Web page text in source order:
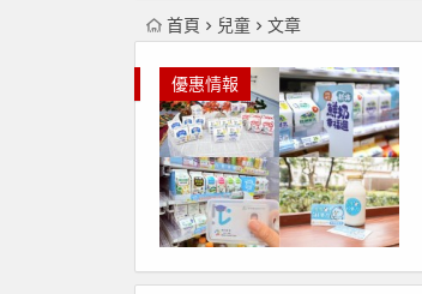
首頁 兒童 文章
優惠情報